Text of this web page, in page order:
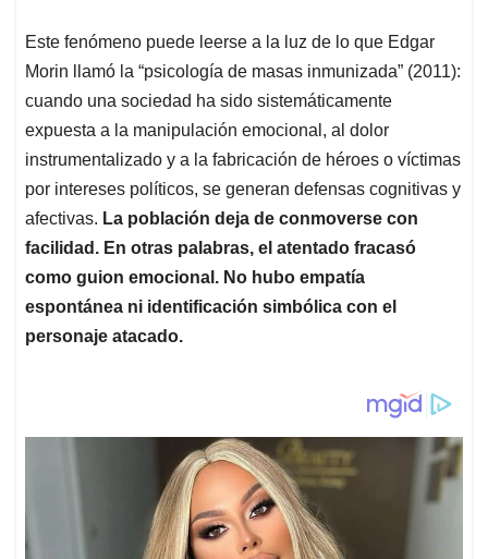
Este fenómeno puede leerse a la luz de lo que Edgar
Morin llamó la “psicología de masas inmunizada” (2011):
cuando una sociedad ha sido sistemáticamente
expuesta a la manipulación emocional, al dolor
instrumentalizado y a la fabricación de héroes o víctimas
por intereses políticos, se generan defensas cognitivas y
afectivas. La población deja de conmoverse con
facilidad. En otras palabras, el atentado fracasó
como guion emocional. No hubo empatía
espontánea ni identificación simbólica con el
personaje atacado.